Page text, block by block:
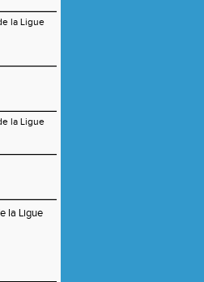
la Ligue
la Ligue
la Ligue